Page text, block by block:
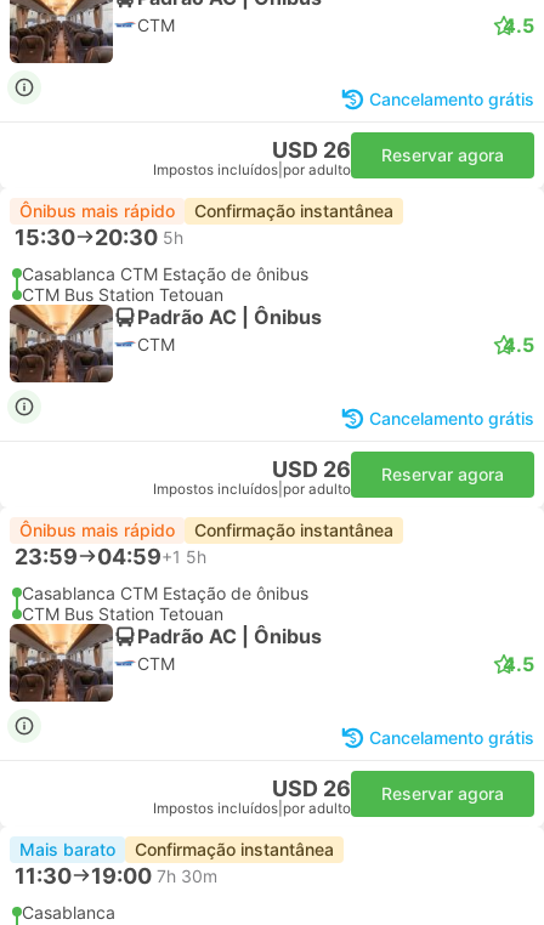
CTM 4.5
Cancelamento grátis
USD 26
Impostos incluídos por adulto
Reservar agora
Ônibus mais rápido Confirmação instantânea
15:30 20:30 5h
Casablanca CTM Estação de ônibus
CTM Bus Station Tetouan
Padrão AC | Ônibus
CTM 4.5
Cancelamento grátis
USD 26
Impostos incluídos por adulto
Reservar agora
Ônibus mais rápido Confirmação instantânea
23:59 04:59+1 5h
Casablanca CTM Estação de ônibus
CTM Bus Station Tetouan
Padrão AC | Ônibus
CTM 4.5
Cancelamento grátis
USD 26
Impostos incluídos por adulto
Reservar agora
Mais barato Confirmação instantânea
11:30 19:00 7h 30m
Casablanca